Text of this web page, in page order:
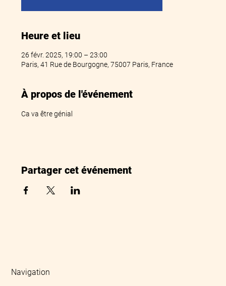
Heure et lieu
26 févr. 2025, 19:00 – 23:00
Paris, 41 Rue de Bourgogne, 75007 Paris, France
À propos de l'événement
Ca va être génial
Partager cet événement
Navigation